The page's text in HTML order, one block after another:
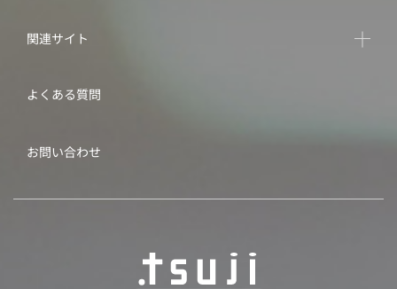
関連サイト
よくある質問
お問い合わせ